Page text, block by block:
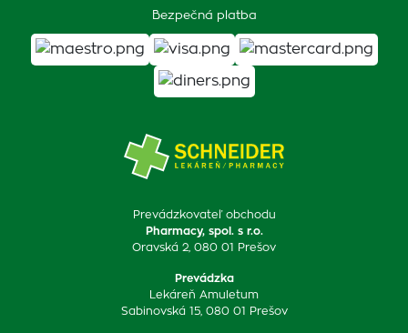
Prevádzkovateľ obchodu
Pharmacy, spol. s r.o.
Oravská 2, 080 01 Prešov
Prevádzka
Lekáreň Amuletum
Sabinovská 15, 080 01 Prešov
Bezpečná platba